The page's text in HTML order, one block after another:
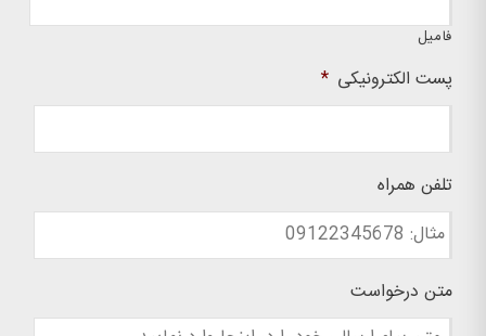
فامیل
پست الکترونیکی *
تلفن همراه
متن درخواست